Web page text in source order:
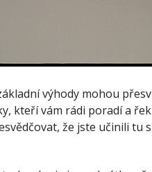
výhody mohou
kteří vám rádi poradí a
že jste učinili tu